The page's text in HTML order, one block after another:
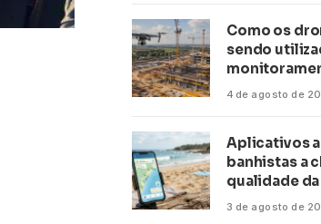
Como os
sendo
obras de
4 de agosto de
Aplicativos
banhistas a
qualidade
de ir à praia
3 de agosto de